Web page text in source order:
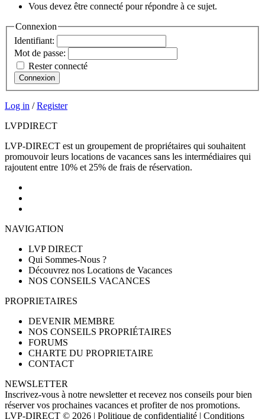
Vous devez être connecté pour répondre à ce sujet.
Connexion
Identifiant:
Mot de passe:
Rester connecté
Connexion
Log in /Register
LVPDIRECT
LVP-DIRECT est un groupement de propriétaires qui souhaitent
promouvoir leurs locations de vacances sans les intermédiaires qui
rajoutent entre 10% et 25% de frais de réservation.
NAVIGATION
LVP DIRECT
Qui Sommes-Nous ?
Découvrez nos Locations de Vacances
NOS CONSEILS VACANCES
PROPRIETAIRES
DEVENIR MEMBRE
NOS CONSEILS PROPRIÉTAIRES
FORUMS
CHARTE DU PROPRIETAIRE
CONTACT
NEWSLETTER
Inscrivez-vous à notre newsletter et recevez nos conseils pour bien
réserver vos prochaines vacances et profiter de nos promotions.
LVP-DIRECT © 2026 | Politique de confidentialité | Conditions